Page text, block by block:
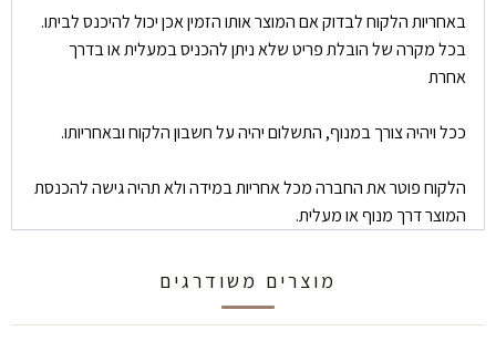
באחריות הלקוח לבדוק אם המוצר אותו הזמין אכן יכול להיכנס לביתו.
בכל מקרה של הובלת פריט שלא ניתן להכניס במעלית או בדרך
אחרת
ככל ויהיה צורך במנוף, התשלום יהיה על חשבון הלקוח ובאחריותו.
הלקוח פוטר את החברה מכל אחריות במידה ולא תהיה גישה להכנסת
המוצר דרך מנוף או מעלית.
מוצרים משודרגים